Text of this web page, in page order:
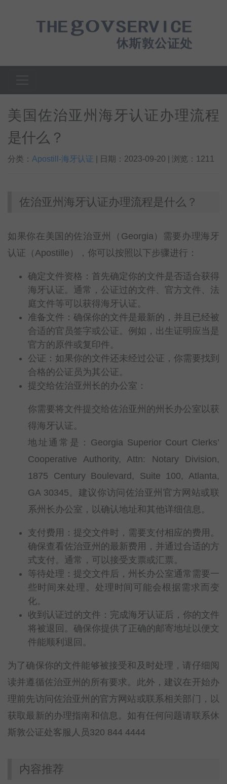
美国佐治亚州海牙认证办理流程
是什么？
分类： Apostill-海牙认证 | 日期：2023-09-20 | 浏览：1211
佐治亚州海牙认证办理流程是什么？
如果你在美国的佐治亚州（Georgia）需要办理海牙
认证（Apostille），你可以按照以下步骤进行：
确定文件资格：首先确定你的文件是否适合获得
海牙认证。通常，公证过的文件、官方文件、法
庭文件等可以获得海牙认证。
准备文件：确保你的文件是最新的，并且已经被
合适的官员签字或公证。例如，出生证明应当是
官方的原件或复印件。
公证：如果你的文件还未经过公证，你需要找到
合格的公证员为其公证。
提交给佐治亚州长的办公室：
你需要将文件提交给佐治亚州的州长办公室以获
得海牙认证。
地址通常是：Georgia Superior Court Clerks’
Cooperative Authority, Attn: Notary Division,
1875 Century Boulevard, Suite 100, Atlanta,
GA 30345。建议你访问佐治亚州官方网站或联
系州长办公室，以确认地址和其他详细信息。
支付费用：提交文件时，需要支付相应的费用。
确保查看佐治亚州的最新费用，并通过合适的方
式支付。通常，可以接受支票或汇票。
等待处理：提交文件后，州长办公室通常需要一
些时间来处理。处理时间可能会根据需求而变
化。
收到认证过的文件：完成海牙认证后，你的文件
将被退回。确保你提供了正确的邮寄地址以便文
件能顺利退回。
为了确保你的文件能够被接受和及时处理，请仔细阅
读并遵循佐治亚州的所有要求。此外，建议在开始办
理前先访问佐治亚州的官方网站或联系相关部门，以
获取最新的办理指南和信息。如有任何问题请联系休
斯敦公证处客服人员320 844 4444
内容推荐